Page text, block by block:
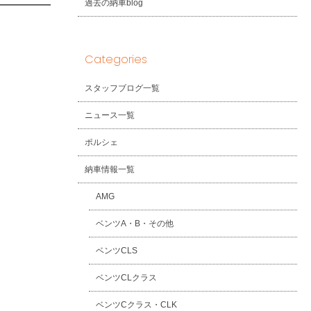
過去の納車blog
Categories
スタッフブログ一覧
ニュース一覧
ポルシェ
納車情報一覧
AMG
ベンツA・B・その他
ベンツCLS
ベンツCLクラス
ベンツCクラス・CLK